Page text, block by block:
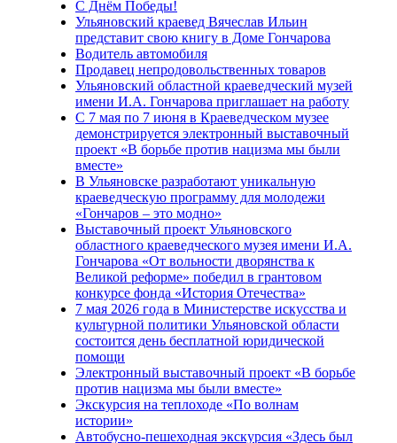
С Днём Победы!
Ульяновский краевед Вячеслав Ильин
представит свою книгу в Доме Гончарова
Водитель автомобиля
Продавец непродовольственных товаров
Ульяновский областной краеведческий музей
имени И.А. Гончарова приглашает на работу
С 7 мая по 7 июня в Краеведческом музее
демонстрируется электронный выставочный
проект «В борьбе против нацизма мы были
вместе»
В Ульяновске разработают уникальную
краеведческую программу для молодежи
«Гончаров – это модно»
Выставочный проект Ульяновского
областного краеведческого музея имени И.А.
Гончарова «От вольности дворянства к
Великой реформе» победил в грантовом
конкурсе фонда «История Отечества»
7 мая 2026 года в Министерстве искусства и
культурной политики Ульяновской области
состоится день бесплатной юридической
помощи
Электронный выставочный проект «В борьбе
против нацизма мы были вместе»
Экскурсия на теплоходе «По волнам
истории»
Автобусно-пешеходная экскурсия «Здесь был